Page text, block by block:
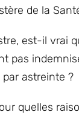
de la
est-il vrai
pas
astreinte ?
quelles